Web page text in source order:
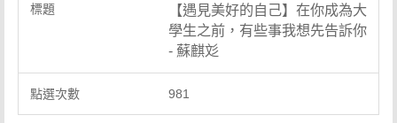
【遇見美好的自己】在你成為大
學生之前，有些事我想先告訴你
- 蘇麒彣
981